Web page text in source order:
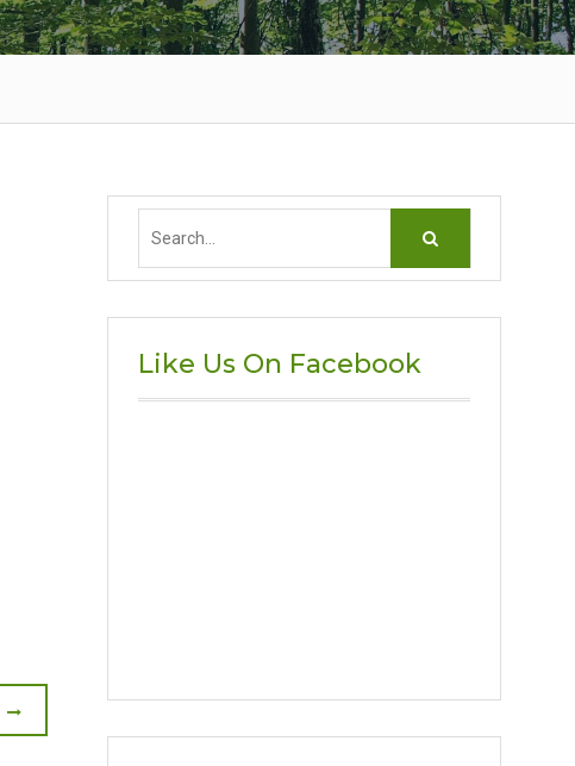
Like Us On Facebook